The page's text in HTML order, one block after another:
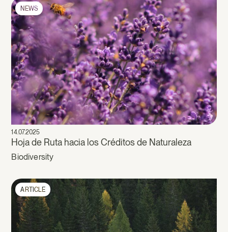
NEWS
14.07.2025
Hoja de Ruta hacia los Créditos de Naturaleza
Biodiversity
ARTICLE